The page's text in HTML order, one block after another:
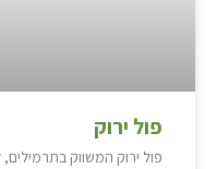
פול ירוק
פול ירוק המשווק